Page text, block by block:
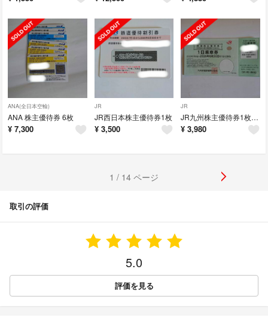
ANA(全日本空輸)
ANA 株主優待券 6枚
¥ 7,300
JR
JR西日本株主優待券1枚
¥ 3,500
JR
JR九州株主優待券1枚 1日乗車券
¥ 3,980
1 / 14 ページ
取引の評価
5.0
評価を見る